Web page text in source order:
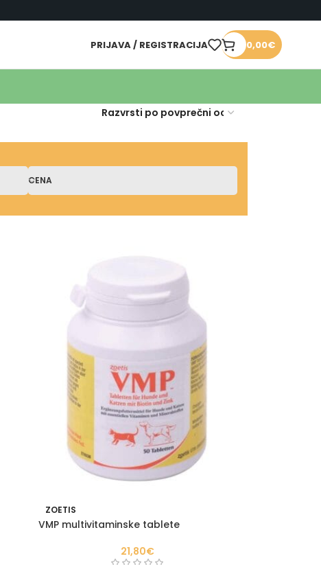
PRIJAVA / REGISTRACIJA 0,00€
CENA
ZOETIS
VMP multivitaminske tablete
21,80€